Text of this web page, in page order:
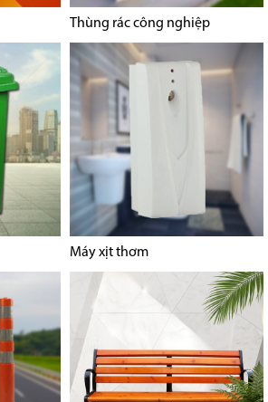
Thùng rác công nghiệp
Máy xịt thơm